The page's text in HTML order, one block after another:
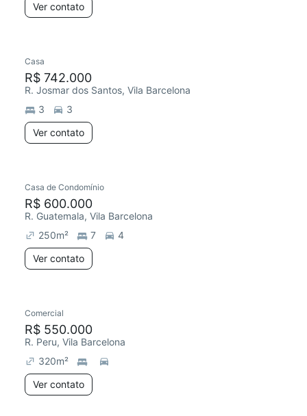
Ver contato
Casa
R$ 742.000
R. Josmar dos Santos, Vila Barcelona
3
3
Ver contato
Chegou este mês
Casa de Condomínio
R$ 600.000
R. Guatemala, Vila Barcelona
250m² 7
4
Ver contato
Chegou este mês
Comercial
R$ 550.000
R. Peru, Vila Barcelona
320m²
Ver contato